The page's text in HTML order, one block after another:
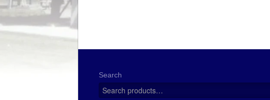
Search